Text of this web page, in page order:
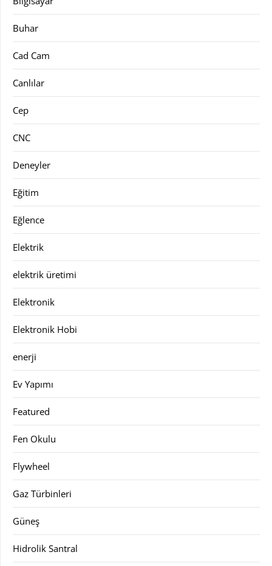
Buhar
Cad Cam
Canlılar
Cep
CNC
Deneyler
Eğitim
Eğlence
Elektrik
elektrik üretimi
Elektronik
Elektronik Hobi
enerji
Ev Yapımı
Featured
Fen Okulu
Flywheel
Gaz Türbinleri
Güneş
Hidrolik Santral